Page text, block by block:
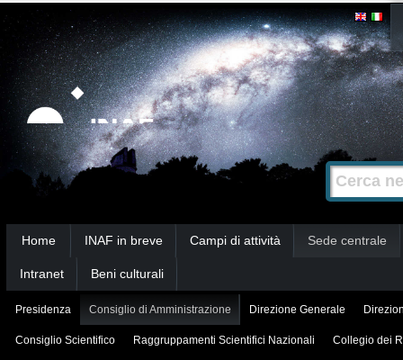
Strumenti
personali
Salta
contenuti.
|
Salta
alla
navigazione
Cerca nel
Ricerca
avanzata…
Home INAF in breve Campi di attività Sede centrale
Intranet Beni culturali
Presidenza Consiglio di Amministrazione Direzione Generale
Consiglio Scientifico Raggruppamenti Scientifici Nazionali Collegio dei